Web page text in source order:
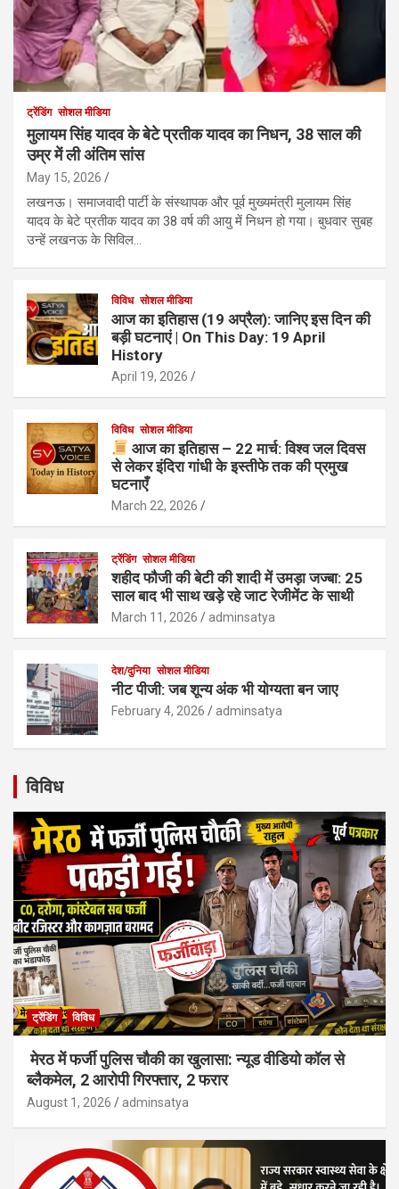
ट्रेंडिंग सोशल मीडिया
मुलायम सिंह यादव के बेटे प्रतीक यादव का निधन, 38 साल की
उम्र में ली अंतिम सांस
May 15, 2026
लखनऊ। समाजवादी पार्टी के संस्थापक और पूर्व मुख्यमंत्री मुलायम सिंह
यादव के बेटे प्रतीक यादव का 38 वर्ष की आयु में निधन हो गया। बुधवार सुबह
उन्हें लखनऊ के सिविल…
विविध सोशल मीडिया
आज का इतिहास (19 अप्रैल): जानिए इस दिन की
बड़ी घटनाएं | On This Day: 19 April
History
April 19, 2026
विविध सोशल मीडिया
आज का इतिहास – 22 मार्च: विश्व जल दिवस
से लेकर इंदिरा गांधी के इस्तीफे तक की प्रमुख
घटनाएँ
March 22, 2026
ट्रेंडिंग सोशल मीडिया
शहीद फौजी की बेटी की शादी में उमड़ा जज्बा: 25
साल बाद भी साथ खड़े रहे जाट रेजीमेंट के साथी
March 11, 2026 adminsatya
देश/दुनिया सोशल मीडिया
नीट पीजी: जब शून्य अंक भी योग्यता बन जाए
February 4, 2026 adminsatya
विविध
ट्रेंडिंग विविध
मेरठ में फर्जी पुलिस चौकी का खुलासा: न्यूड वीडियो कॉल से
ब्लैकमेल, 2 आरोपी गिरफ्तार, 2 फरार
August 1, 2026 adminsatya